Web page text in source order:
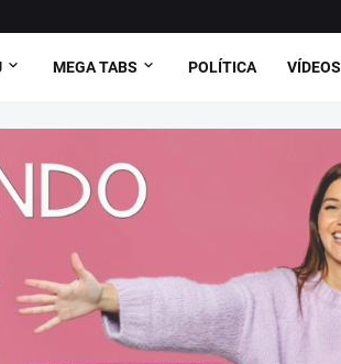
MEGA TABS POLÍTICA VÍDEOS